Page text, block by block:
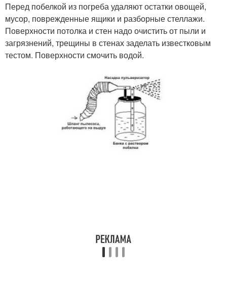
Перед побелкой из погреба удаляют остатки овощей,
мусор, поврежденные ящики и разборные стеллажи.
Поверхности потолка и стен надо очистить от пыли и
загрязнений, трещины в стенах заделать известковым
тестом. Поверхности смочить водой.